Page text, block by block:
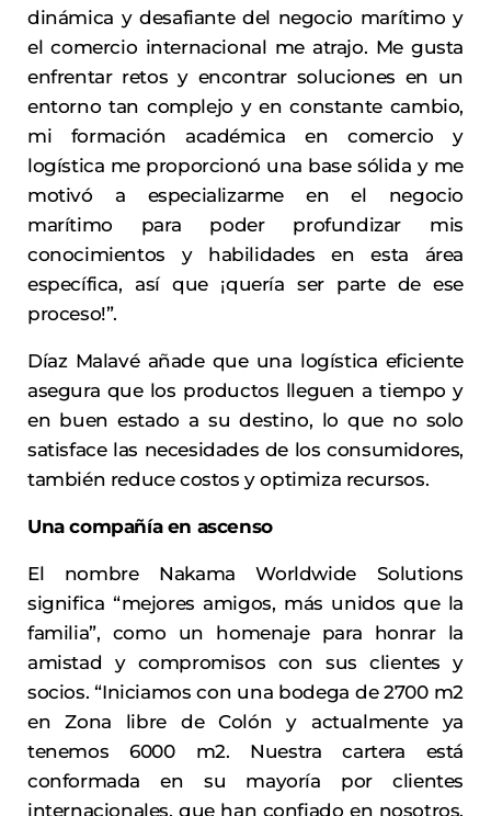
dinámica y desafiante del negocio marítimo y
el comercio internacional me atrajo. Me gusta
enfrentar retos y encontrar soluciones en un
entorno tan complejo y en constante cambio,
mi formación académica en comercio y
logística me proporcionó una base sólida y me
motivó a especializarme en el negocio
marítimo para poder profundizar mis
conocimientos y habilidades en esta área
específica, así que ¡quería ser parte de ese
proceso!”.
Díaz Malavé añade que una logística eficiente
asegura que los productos lleguen a tiempo y
en buen estado a su destino, lo que no solo
satisface las necesidades de los consumidores,
también reduce costos y optimiza recursos.
Una compañía en ascenso
El nombre Nakama Worldwide Solutions
significa “mejores amigos, más unidos que la
familia”, como un homenaje para honrar la
amistad y compromisos con sus clientes y
socios. “Iniciamos con una bodega de 2700 m2
en Zona libre de Colón y actualmente ya
tenemos 6000 m2. Nuestra cartera está
conformada en su mayoría por clientes
internacionales, que han confiado en nosotros,